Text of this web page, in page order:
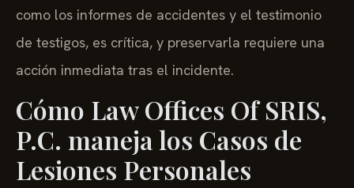
como los informes de accidentes y el testimonio
de testigos, es crítica, y preservarla requiere una
acción inmediata tras el incidente.
Cómo Law Offices Of SRIS,
P.C. maneja los Casos de
Lesiones Personales